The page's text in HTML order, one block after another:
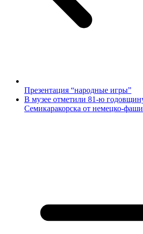
Презентация “народные игры”
В музее отметили 81-ю
Семикаракорска от немецко-